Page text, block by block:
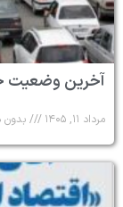
آخرین وضعیت
مرداد ۱۱, ۱۴۰۵ بدون